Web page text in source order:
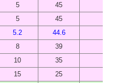
5
45
5 45
5.2
44.6
8
39
10 35
15 25